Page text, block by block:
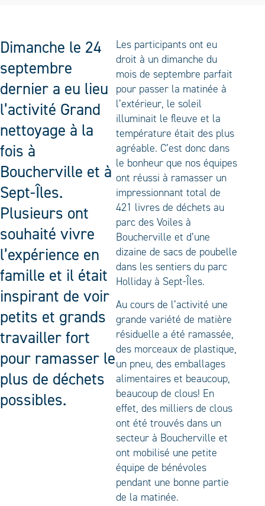
Dimanche le 24
septembre
dernier a eu lieu
l’activité Grand
nettoyage à la
fois à
Boucherville et à
Sept-Îles.
Plusieurs ont
souhaité vivre
l’expérience en
famille et il était
inspirant de voir
petits et grands
travailler fort
pour ramasser le
plus de déchets
possibles.
Les participants ont eu
droit à un dimanche du
mois de septembre parfait
pour passer la matinée à
l’extérieur, le soleil
illuminait le fleuve et la
température était des plus
agréable. C’est donc dans
le bonheur que nos équipes
ont réussi à ramasser un
impressionnant total de
421 livres de déchets au
parc des Voiles à
Boucherville et d’une
dizaine de sacs de poubelle
dans les sentiers du parc
Holliday à Sept-Îles.
Au cours de l’activité une
grande variété de matière
résiduelle a été ramassée,
des morceaux de plastique,
un pneu, des emballages
alimentaires et beaucoup,
beaucoup de clous! En
effet, des milliers de clous
ont été trouvés dans un
secteur à Boucherville et
ont mobilisé une petite
équipe de bénévoles
pendant une bonne partie
de la matinée.